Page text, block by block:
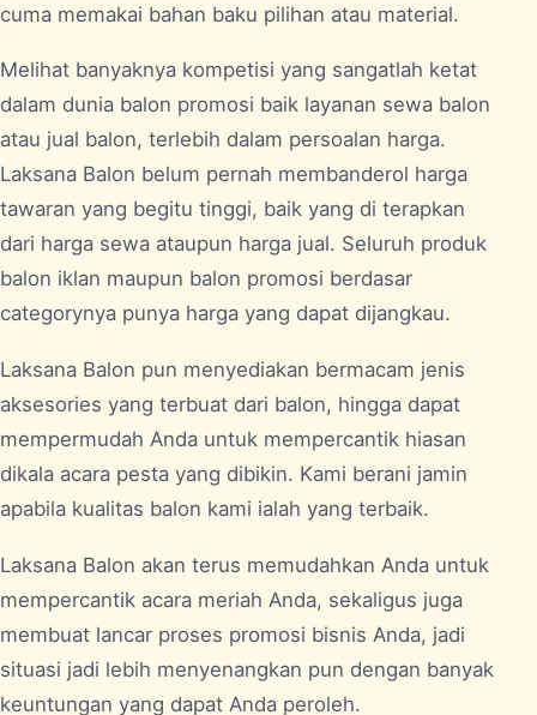
cuma memakai bahan baku pilihan atau material.
Melihat banyaknya kompetisi yang sangatlah ketat
dalam dunia balon promosi baik layanan sewa balon
atau jual balon, terlebih dalam persoalan harga.
Laksana Balon belum pernah membanderol harga
tawaran yang begitu tinggi, baik yang di terapkan
dari harga sewa ataupun harga jual. Seluruh produk
balon iklan maupun balon promosi berdasar
categorynya punya harga yang dapat dijangkau.
Laksana Balon pun menyediakan bermacam jenis
aksesories yang terbuat dari balon, hingga dapat
mempermudah Anda untuk mempercantik hiasan
dikala acara pesta yang dibikin. Kami berani jamin
apabila kualitas balon kami ialah yang terbaik.
Laksana Balon akan terus memudahkan Anda untuk
mempercantik acara meriah Anda, sekaligus juga
membuat lancar proses promosi bisnis Anda, jadi
situasi jadi lebih menyenangkan pun dengan banyak
keuntungan yang dapat Anda peroleh.